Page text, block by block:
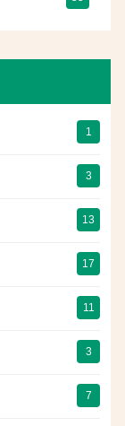
1
3
13
17
11
3
7